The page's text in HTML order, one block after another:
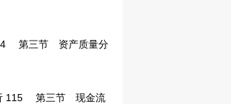
第三节 资产质量分
115 第三节 现金流